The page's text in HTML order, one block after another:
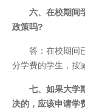
六、在校期间
政策吗?
答：在校期间
分学费的学生，按
七、如果大学
决的，应该申请学